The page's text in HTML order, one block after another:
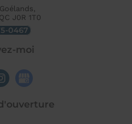
J0R 1T0
0467
moi